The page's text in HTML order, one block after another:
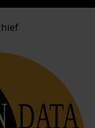
DATA